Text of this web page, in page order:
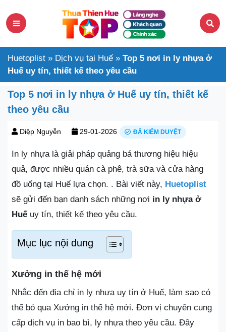
Huetoplist » Dịch vụ tại Huế » Top 5 nơi in ly nhựa ở
Huế uy tín, thiết kế theo yêu cầu
Top 5 nơi in ly nhựa ở Huế uy tín, thiết kế
theo yêu cầu
Diệp Nguyễn 29-01-2026 ĐÃ KIỂM DUYỆT
In ly nhựa là giải pháp quảng bá thương hiệu hiệu
quả, được nhiều quán cà phê, trà sữa và cửa hàng
đồ uống tại Huế lựa chọn. . Bài viết này, Huetoplist
sẽ gửi đến bạn danh sách những nơi in ly nhựa ở
Huếuy tín, thiết kế theo yêu cầu.
Mục lục nội dung
Xưởng in thế hệ mới
Nhắc đến địa chỉ in ly nhựa uy tín ở Huế, làm sao có
thể bỏ qua Xưởng in thế hệ mới. Đơn vị chuyên cung
cấp dịch vụ in bao bì, ly nhựa theo yêu cầu. Đây